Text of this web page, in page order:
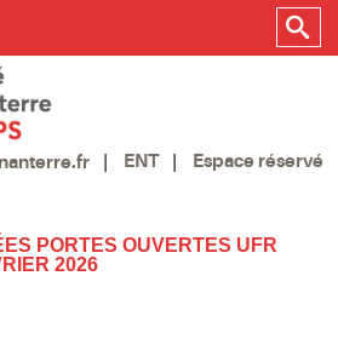
ENT Espace réservé
PORTES OUVERTES UFR
2026